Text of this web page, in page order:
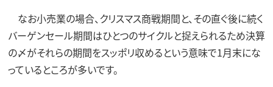
なお小売業の場合、クリスマス商戦期間と、その直ぐ後に続く
バーゲンセール期間はひとつのサイクルと捉えられるため決算
の〆がそれらの期間をスッポリ収めるという意味で1月末にな
っているところが多いです。